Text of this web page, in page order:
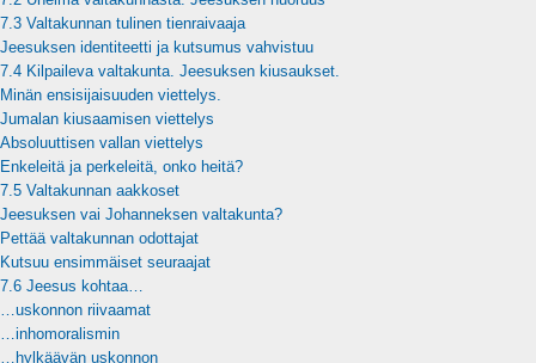
7.3 Valtakunnan tulinen tienraivaaja
Jeesuksen identiteetti ja kutsumus vahvistuu
7.4 Kilpaileva valtakunta. Jeesuksen kiusaukset.
Minän ensisijaisuuden viettelys.
Jumalan kiusaamisen viettelys
Absoluuttisen vallan viettelys
Enkeleitä ja perkeleitä, onko heitä?
7.5 Valtakunnan aakkoset
Jeesuksen vai Johanneksen valtakunta?
Pettää valtakunnan odottajat
Kutsuu ensimmäiset seuraajat
7.6 Jeesus kohtaa…
…uskonnon riivaamat
…inhomoralismin
…hylkäävän uskonnon